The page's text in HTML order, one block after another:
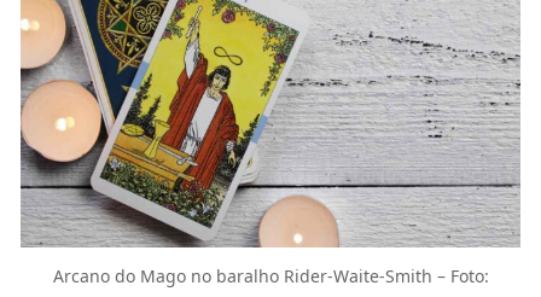
Arcano do Mago no baralho Rider-Waite-Smith – Foto: